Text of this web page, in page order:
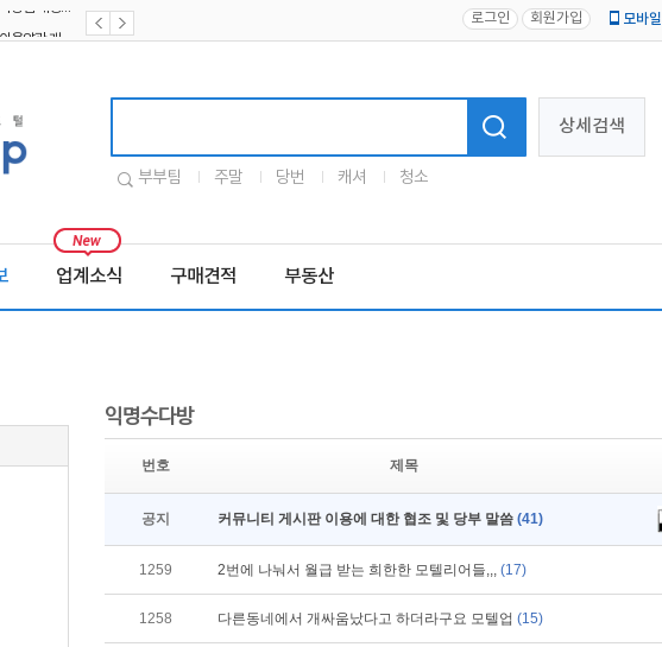
로그인 회원가입 모바일
상세검색
부부팀 주말 당번 캐셔 청소
업계소식 구매견적 부동산
익명수다방
번호 제목
공지 커뮤니티 게시판 이용에 대한 협조 및 당부 말씀 (41)
1259 2번에 나눠서 월급 받는 희한한 모텔리어들,,, (17)
1258 다른동네에서 개싸움났다고 하더라구요 모텔업 (15)